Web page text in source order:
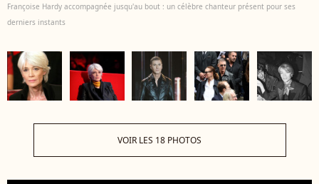
Françoise Hardy accompagnée jusqu'au bout : un célèbre chanteur présent pour ses
derniers instants
VOIR LES 18 PHOTOS